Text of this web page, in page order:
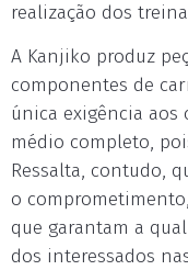
realização dos
A Kanjiko produz
componentes de
única exigência
médio completo,
Ressalta, contudo,
o
que garantam a
dos interessados